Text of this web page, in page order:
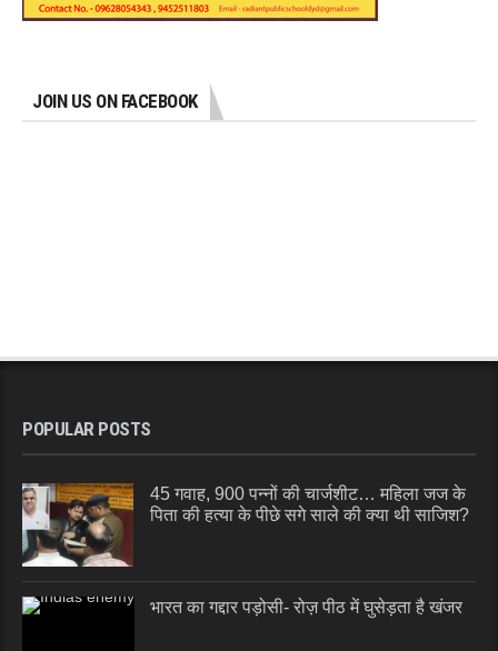
JOIN US ON FACEBOOK
POPULAR POSTS
45 गवाह, 900 पन्नों की चार्जशीट… महिला जज के
पिता की हत्या के पीछे सगे साले की क्या थी साजिश?
भारत का गद्दार पड़ोसी- रोज़ पीठ में घुसेड़ता है खंजर